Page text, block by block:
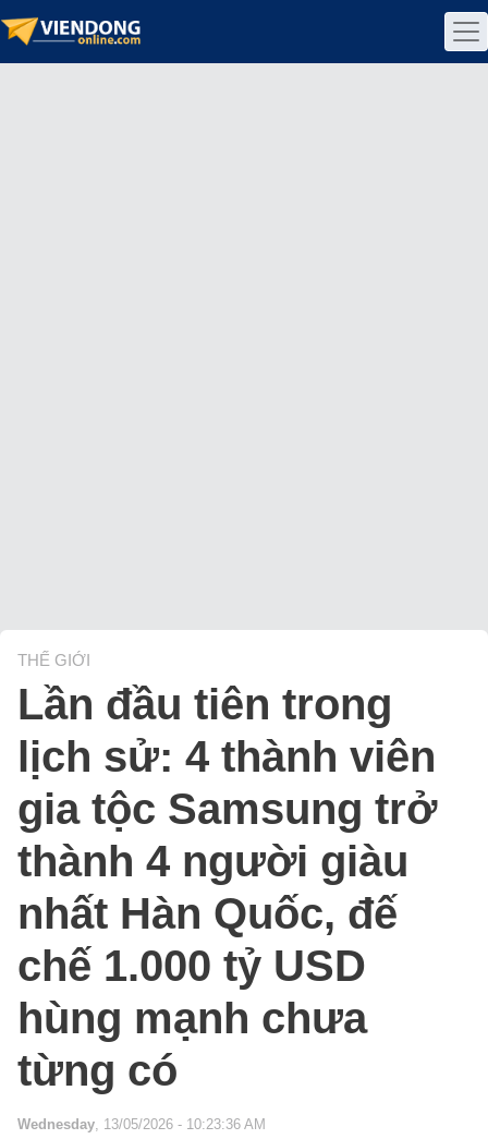
THẾ GIỚI
Lần đầu tiên trong
lịch sử: 4 thành viên
gia tộc Samsung trở
thành 4 người giàu
nhất Hàn Quốc, đế
chế 1.000 tỷ USD
hùng mạnh chưa
từng có
Wednesday, 13/05/2026 - 10:23:36 AM